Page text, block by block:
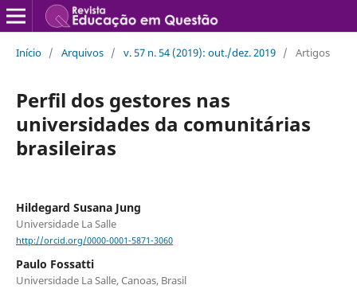
Início / Arquivos / v. 57 n. 54 (2019): out./dez. 2019 / Artigos
Perfil dos gestores nas
universidades da comunitárias
brasileiras
Hildegard Susana Jung
Universidade La Salle
http://orcid.org/0000-0001-5871-3060
Paulo Fossatti
Universidade La Salle, Canoas, Brasil